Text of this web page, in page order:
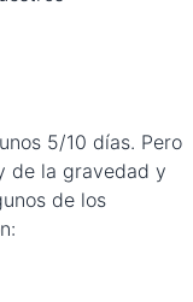
5/10 días. Pero
de la gravedad y
de los